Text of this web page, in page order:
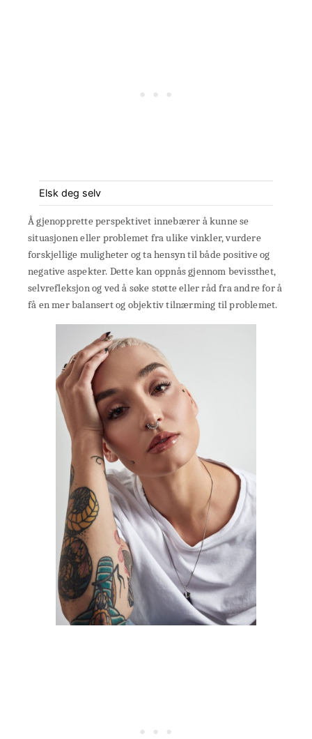
Elsk deg selv
Å gjenopprette perspektivet innebærer å kunne se
situasjonen eller problemet fra ulike vinkler, vurdere
forskjellige muligheter og ta hensyn til både positive og
negative aspekter. Dette kan oppnås gjennom bevissthet,
selvrefleksjon og ved å søke støtte eller råd fra andre for å
få en mer balansert og objektiv tilnærming til problemet.